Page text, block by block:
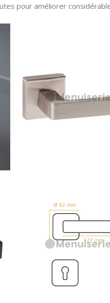
pour améliorer